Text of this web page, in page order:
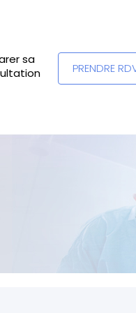
sa
PRENDRE